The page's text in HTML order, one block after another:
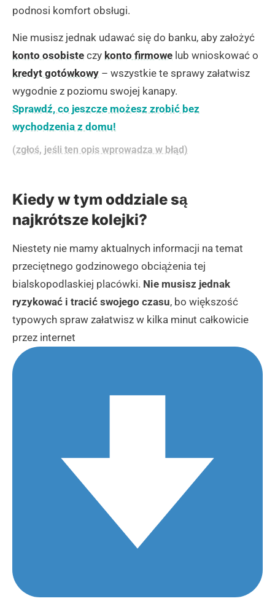
podnosi komfort obsługi.
Nie musisz jednak udawać się do banku, aby założyć
konto osobiste czy konto firmowe lub wnioskować o
kredyt gotówkowy – wszystkie te sprawy załatwisz
wygodnie z poziomu swojej kanapy.
Sprawdź, co jeszcze możesz zrobić bez
wychodzenia z domu!
(zgłoś, jeśli ten opis wprowadza w błąd)
Kiedy w tym oddziale są
najkrótsze kolejki?
Niestety nie mamy aktualnych informacji na temat
przeciętnego godzinowego obciążenia tej
bialskopodlaskiej placówki. Nie musisz jednak
ryzykować i tracić swojego czasu, bo większość
typowych spraw załatwisz w kilka minut całkowicie
przez internet